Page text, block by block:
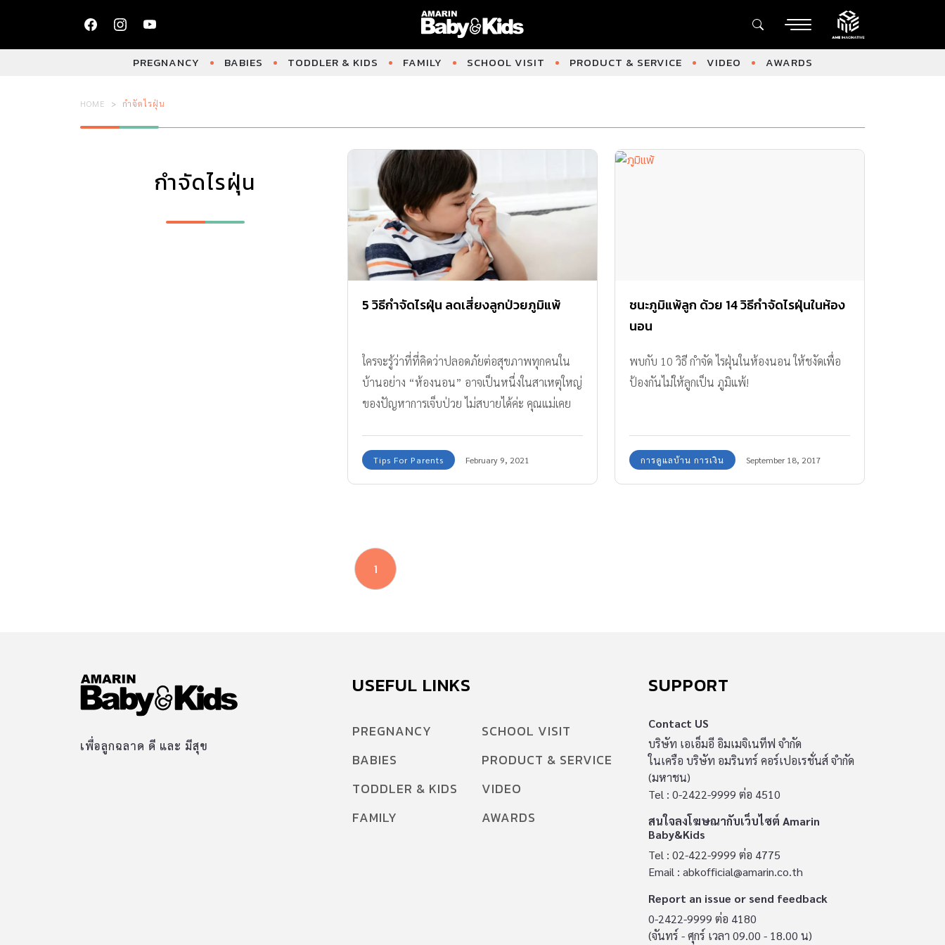
PREGNANCY BABIES TODDLER & KIDS FAMILY SCHOOL VISIT PRODUCT & SERVICE VIDEO AWARDS
HOME กำจัดไรฝุ่น
กำจัดไรฝุ่น
5 วิธีกำจัดไรฝุ่น ลดเสี่ยงลูกป่วยภูมิแพ้
ใครจะรู้ว่าที่ที่คิดว่าปลอดภัยต่อสุขภาพทุกคนใน
บ้านอย่าง “ห้องนอน” อาจเป็นหนึ่งในสาเหตุใหญ่
ของปัญหาการเจ็บป่วย ไม่สบายได้ค่ะ คุณแม่เคย
จมูก มีน้ำมูกใสๆ และคันตา ซึ่งอาการเหล่ามีอาจ
สาเหตุมาจาก “ไรฝุ่น” และสามารถนำไปสู่ “โรค
Tips For Parents February 9, 2021
ชนะภูมิแพ้ลูก ด้วย 14 วิธีกำจัดไรฝุ่นในห้อง
นอน
พบกับ 10 วิธี กำจัด ไรฝุ่นในห้องนอน ให้ชงัดเพื่อ
ป้องกันไม่ให้ลูกเป็น ภูมิแพ้!
การดูแลบ้าน การเงิน September 18, 2017
1
เพื่อลูกฉลาด ดี และ มีสุข
USEFUL LINKS
PREGNANCY
BABIES
TODDLER & KIDS
FAMILY
SCHOOL VISIT
PRODUCT & SERVICE
VIDEO
AWARDS
SUPPORT
Contact US
บริษัท เอเอ็มอี อิมเมจิเนทีฟ จำกัด
ในเครือ บริษัท อมรินทร์ คอร์เปอเรชั่นส์ จำกัด
(มหาชน)
Tel : 0-2422-9999 ต่อ 4510
สนใจลงโฆษณากับเว็บไซต์ Amarin
Baby&Kids
Tel : 02-422-9999 ต่อ 4775
Email : abkofficial@amarin.co.th
Report an issue or send feedback
0-2422-9999 ต่อ 4180
(จันทร์ - ศุกร์ เวลา 09.00 - 18.00 น)